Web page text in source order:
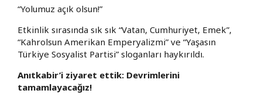
“Yolumuz açık olsun!”
Etkinlik sırasında sık sık “Vatan, Cumhuriyet, Emek”,
“Kahrolsun Amerikan Emperyalizmi” ve “Yaşasın
Türkiye Sosyalist Partisi” sloganları haykırıldı.
Anıtkabir’i ziyaret ettik: Devrimlerini
tamamlayacağız!